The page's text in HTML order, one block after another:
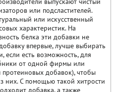
или подсластителей.
или искусственный
характеристик. На
белка эти добавки не
впервые, лучше выбирать
если есть возможность, для
от одной фирмы или
добавок), чтобы
них. С помощью такой хитрости
добавка, а также